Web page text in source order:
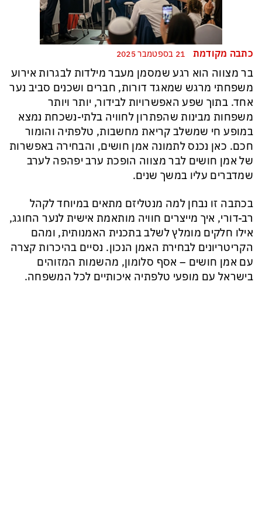
כתבה מקודמת
בר מצווה הוא רגע שמסמן מעבר מילדות לבגרות אירוע
משפחתי מרגש שמאגד דורות, חברים ושכנים סביב נער
אחד. בתוך שפע האפשרויות לבידור, יותר ויותר
משפחות מבינות שהפתרון לחוויה בלתי-נשכחת נמצא
במופע חי שמשלב קריאת מחשבות, טלפתיה והומור
חכם. כאן נכנס לתמונה אמן חושים, והבחירה באפשרות
של אמן חושים לבר מצווה הופכת ערב יפהפה לערב
שמדברים עליו במשך שנים.
בכתבה זו נבחן למה מנטליזם מתאים במיוחד לקהל
רב-דורי, איך מייצרים חוויה מותאמת אישית לנער החוגג,
אילו חלקים מומלץ לשלב בתכנית האמנותית, ומהם
הקריטריונים לבחירת האמן הנכון. נסיים בהיכרות קצרה
עם אמן חושים – אסף סלומון, מהשמות המזוהים
בישראל עם מופעי טלפתיה איכותיים לכל המשפחה.